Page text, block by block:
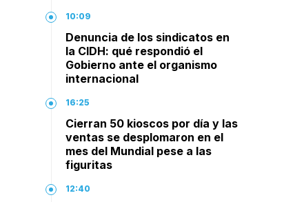
10:09
Denuncia de los sindicatos en
la CIDH: qué respondió el
Gobierno ante el organismo
internacional
16:25
Cierran 50 kioscos por día y las
ventas se desplomaron en el
mes del Mundial pese a las
figuritas
12:40